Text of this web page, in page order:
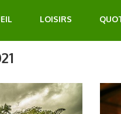
LOISIRS